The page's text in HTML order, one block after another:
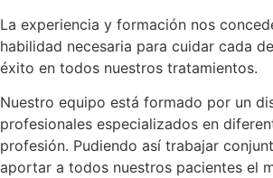
La experiencia y formación nos
habilidad necesaria para cuidar cada
éxito en todos nuestros tratamientos.
Nuestro equipo está formado por un
profesionales especializados en
profesión. Pudiendo así trabajar
aportar a todos nuestros pacientes el